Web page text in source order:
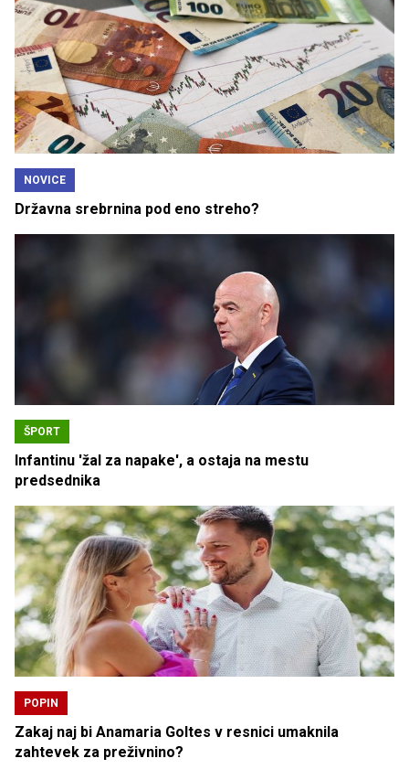
NOVICE
Državna srebrnina pod eno streho?
ŠPORT
Infantinu 'žal za napake', a ostaja na mestu
predsednika
POPIN
Zakaj naj bi Anamaria Goltes v resnici umaknila
zahtevek za preživnino?